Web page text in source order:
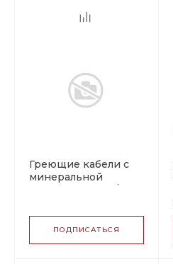
Греющие кабели с
минеральной
ПОДПИСАТЬСЯ